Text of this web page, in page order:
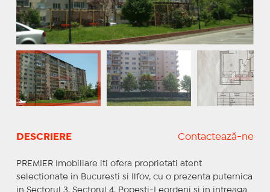
DESCRIERE Contactează-ne
PREMIER Imobiliare iti ofera proprietati atent
selectionate in Bucuresti si Ilfov, cu o prezenta puternica
in Sectorul 3, Sectorul 4, Popesti-Leordeni si in intreaga